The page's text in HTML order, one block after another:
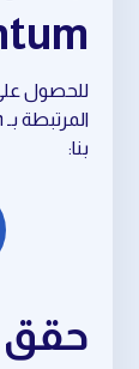
للحصول على
بنا:
حقق